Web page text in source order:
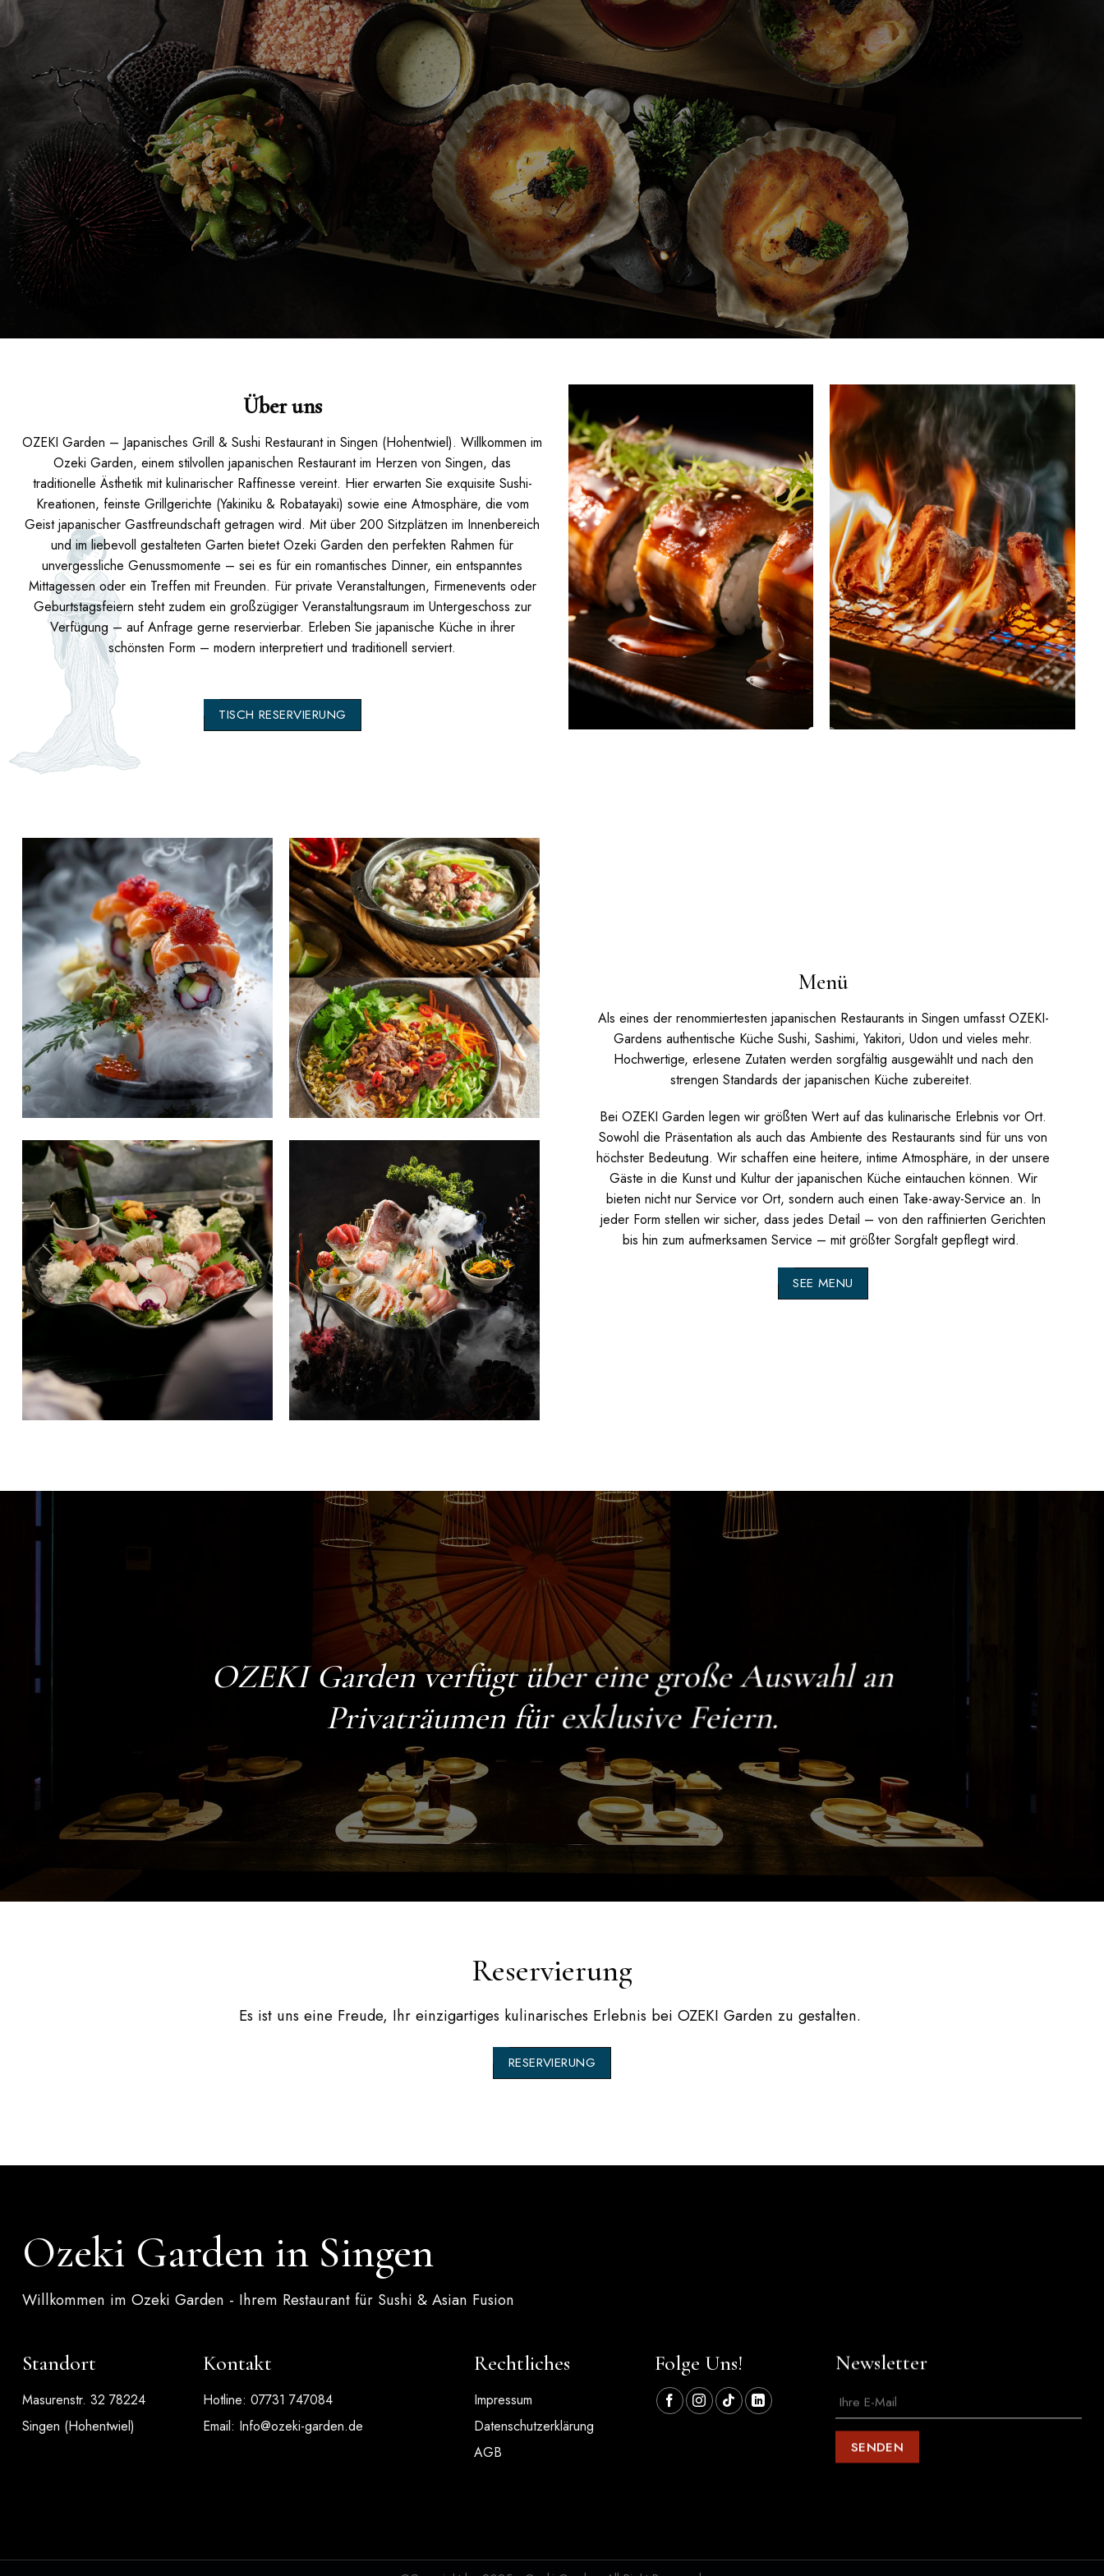
Über uns
OZEKI Garden – Japanisches Grill & Sushi Restaurant in Singen (Hohentwiel). Willkommen im
Ozeki Garden, einem stilvollen japanischen Restaurant im Herzen von Singen, das
traditionelle Ästhetik mit kulinarischer Raffinesse vereint. Hier erwarten Sie exquisite Sushi-
Kreationen, feinste Grillgerichte (Yakiniku & Robatayaki) sowie eine Atmosphäre, die vom
Geist japanischer Gastfreundschaft getragen wird. Mit über 200 Sitzplätzen im Innenbereich
und im liebevoll gestalteten Garten bietet Ozeki Garden den perfekten Rahmen für
unvergessliche Genussmomente – sei es für ein romantisches Dinner, ein entspanntes
Mittagessen oder ein Treffen mit Freunden. Für private Veranstaltungen, Firmenevents oder
Geburtstagsfeiern steht zudem ein großzügiger Veranstaltungsraum im Untergeschoss zur
Verfügung – auf Anfrage gerne reservierbar. Erleben Sie japanische Küche in ihrer
schönsten Form – modern interpretiert und traditionell serviert.
TISCH RESERVIERUNG
Menü
Als eines der renommiertesten japanischen Restaurants in Singen umfasst OZEKI-
Gardens authentische Küche Sushi, Sashimi, Yakitori, Udon und vieles mehr.
Hochwertige, erlesene Zutaten werden sorgfältig ausgewählt und nach den
strengen Standards der japanischen Küche zubereitet.
Bei OZEKI Garden legen wir größten Wert auf das kulinarische Erlebnis vor Ort.
Sowohl die Präsentation als auch das Ambiente des Restaurants sind für uns von
höchster Bedeutung. Wir schaffen eine heitere, intime Atmosphäre, in der unsere
Gäste in die Kunst und Kultur der japanischen Küche eintauchen können. Wir
bieten nicht nur Service vor Ort, sondern auch einen Take-away-Service an. In
jeder Form stellen wir sicher, dass jedes Detail – von den raffinierten Gerichten
bis hin zum aufmerksamen Service – mit größter Sorgfalt gepflegt wird.
SEE MENU
OZEKI Gardenverfügt über eine große Auswahl an
Privaträumen für exklusive Feiern.
Reservierung
Es ist uns eine Freude, Ihr einzigartiges kulinarisches Erlebnis bei OZEKI Garden zu gestalten.
RESERVIERUNG
Ozeki Garden in Singen
Willkommen im Ozeki Garden - Ihrem Restaurant für Sushi & Asian Fusion
Standort
Masurenstr. 32 78224
Singen (Hohentwiel)
Kontakt
Hotline: 07731 747084
Email: Info@ozeki-garden.de
Rechtliches
Impressum
Datenschutzerklärung
AGB
Folge Uns! Newsletter